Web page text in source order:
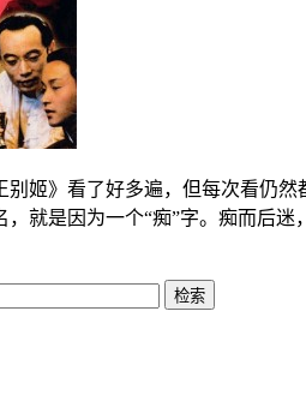
》看了好多遍，但每次看仍然
，就是因为一个“痴”字。痴而后
检索